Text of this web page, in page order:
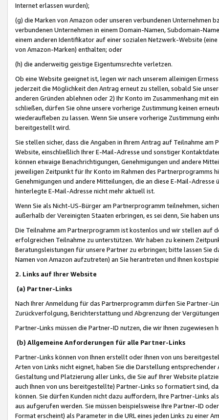
Internet erlassen wurden);
(g) die Marken von Amazon oder unseren verbundenen Unternehmen
verbundenen Unternehmen in einem Domain-Namen, Subdomain-
einem anderen Identifikator auf einer sozialen Netzwerk-Website
von Amazon-Marken) enthalten; oder
(h) die anderweitig geistige Eigentumsrechte verletzen.
Ob eine Website geeignet ist, legen wir nach unserem alleinigen
jederzeit die Möglichkeit den Antrag erneut zu stellen, sobald Sie
anderen Gründen ablehnen oder 2) Ihr Konto im Zusammenhang mit
schließen, dürfen Sie ohne unsere vorherige Zustimmung keinen
wiederaufleben zu lassen. Wenn Sie unsere vorherige Zustimmung
bereitgestellt wird.
Sie stellen sicher, dass die Angaben in Ihrem Antrag auf Teilnahme
Website, einschließlich Ihrer E-Mail-Adresse und sonstiger
können etwaige Benachrichtigungen, Genehmigungen und andere
jeweiligen Zeitpunkt für Ihr Konto im Rahmen des Partnerprogramms
Genehmigungen und andere Mitteilungen, die an diese E-Mail-
hinterlegte E-Mail-Adresse nicht mehr aktuell ist.
Wenn Sie als Nicht-US-Bürger am Partnerprogramm teilnehmen,
außerhalb der Vereinigten Staaten erbringen, es sei denn, Sie haben
Die Teilnahme am Partnerprogramm ist kostenlos und wir stellen auf
erfolgreichen Teilnahme zu unterstützen. Wir haben zu keinem
Beratungsleistungen für unsere Partner zu erbringen; bitte lassen Sie
Namen von Amazon aufzutreten) an Sie herantreten und Ihnen
2. Links auf Ihrer Website
(a) Partner-Links
Nach Ihrer Anmeldung für das Partnerprogramm dürfen Sie Partner-
Zurückverfolgung, Berichterstattung und Abgrenzung der
Partner-Links müssen die Partner-ID nutzen, die wir Ihnen zugewiesen
(b) Allgemeine Anforderungen für alle Partner-Links
Partner-Links können von Ihnen erstellt oder Ihnen von uns
Arten von Links nicht eignet, haben Sie die Darstellung
Gestaltung und Platzierung aller Links, die Sie auf Ihrer Website
auch Ihnen von uns bereitgestellte) Partner-Links so formatiert sind,
können. Sie dürfen Kunden nicht dazu auffordern, Ihre Partner-Links
aus aufgerufen werden. Sie müssen beispielsweise Ihre Partner-ID
Format erscheint) als Parameter in die URL eines jeden Links zu einer